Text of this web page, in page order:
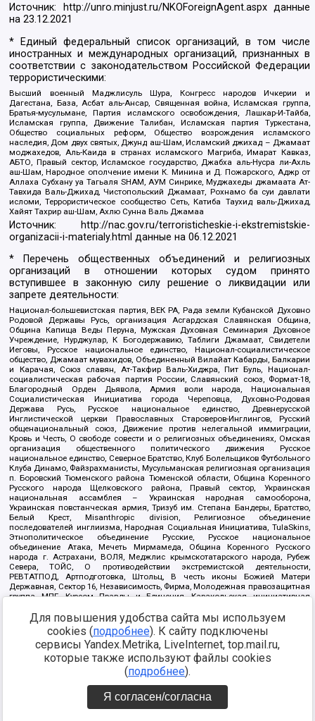
Источник: http://unro.minjust.ru/NKOForeignAgent.aspxданные
на23.12.2021
* Единый федеральный список организаций, в том числе
иностранных и международных организаций, признанных в
соответствии с законодательством Российской Федерации
террористическими:
Высший военный Маджлисуль Шура, Конгресс народов Ичкерии и
Дагестана, База, Асбат аль-Ансар, Священная война, Исламская группа,
Братья-мусульмане, Партия исламского освобождения, Лашкар-И-Тайба,
Исламская группа, Движение Талибан, Исламская партия Туркестана,
Общество социальных реформ, Общество возрождения исламского
наследия, Дом двух святых, Джунд аш-Шам, Исламский джихад – Джамаат
моджахедов, Аль-Каида в странах исламского Магриба, Имарат Кавказ,
АБТО, Правый сектор, Исламское государство, Джабха аль-Нусра ли-Ахль
аш-Шам, Народное ополчение имени К. Минина и Д. Пожарского, Аджр от
Аллаха Субхану уа Тагьаля SHAM, АУМ Синрике, Муджахеды джамаата Ат-
Тавхида Валь-Джихад, Чистопольский Джамаат, Рохнамо ба суи давлати
исломи, Террористическое сообщество Сеть, Катиба Таухид валь-Джихад,
Хайят Тахрир аш-Шам, Ахлю Сунна Валь Джамаа
Источник:
http://nac.gov.ru/terroristicheskie-i-ekstremistskie-
organizacii-i-materialy.html данные на06.12.2021
* Перечень общественных объединений и религиозных
организаций в отношении которых судом принято
вступившее в законную силу решение о ликвидации или
запрете деятельности:
Национал-большевистская партия, ВЕК РА, Рада земли Кубанской Духовно
Родовой Державы Русь, организация Асгардская Славянская Община,
Община Капища Веды Перуна, Мужская Духовная Семинария Духовное
Учреждение, Нурджулар, К Богодержавию, Таблиги Джамаат, Свидетели
Иеговы, Русское национальное единство, Национал-социалистическое
общество, Джамаат мувахидов, Объединенный Вилайат Кабарды, Балкарии
и Карачая, Союз славян, Ат-Такфир Валь-Хиджра, Пит Буль, Национал-
социалистическая рабочая партия России, Славянский союз, Формат-18,
Благородный Орден Дьявола, Армия воли народа, Национальная
Социалистическая Инициатива города Череповца, Духовно-Родовая
Держава Русь, Русское национальное единство, Древнерусской
Инглистической церкви Православных Староверов-Инглингов, Русский
общенациональный союз, Движение против нелегальной иммиграции,
Кровь и Честь, О свободе совести и о религиозных объединениях, Омская
организация общественного политического движения Русское
национальное единство, Северное Братство, Клуб Болельщиков Футбольного
Клуба Динамо, Файзрахманисты, Мусульманская религиозная организация
п. Боровский Тюменского района Тюменской области, Община Коренного
Русского народа Щелковского района, Правый сектор, Украинская
национальная ассамблея – Украинская народная самооборона,
Украинская повстанческая армия, Тризуб им. Степана Бандеры, Братство,
Белый Крест, Misanthropic division, Религиозное объединение
последователей инглиизма, Народная Социальная Инициатива, TulaSkins,
Этнополитическое объединение Русские, Русское национальное
объединение Атака, Мечеть Мирмамеда, Община Коренного Русского
народа г. Астрахани, ВОЛЯ, Меджлис крымскотатарского народа, Рубеж
Севера, ТОЙС, О противодействии экстремистской деятельности,
РЕВТАТПОД, Артподготовка, Штольц, В честь иконы Божией Матери
Державная, Сектор 16, Независимость, Фирма, Молодежная правозащитная
группа МПГ, Курсом Правды и Единения, Каракольская инициативная
Благотворительный пансионат Ак Умут, Русская республика Русь,
Арестантское уголовное единство, Башкорт, Нация и свобода, W.H.С., Фалунь
Дафа, Иртыш Ultras, Русский Патриотический клуб-Новокузнецк/РПК,
Сибирский державный союз, Фонд борьбы с коррупцией, Фонд защиты прав
граждан, Штабы Навального, Совет граждан СССР Прикубанского округа г.
https://minjust.gov.ru/ru/documents/7822/
Для повышения удобства сайта мы используем
cookies (подробнее). К сайту подключены
сервисы Yandex.Metrika, LiveInternet, top.mail.ru,
которые также используют файлы cookies
(подробнее).
Я согласен/согласна